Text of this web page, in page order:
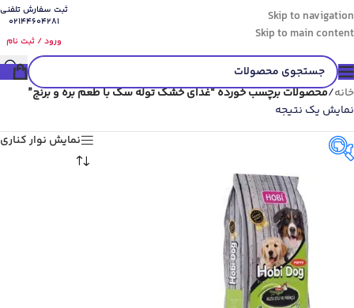
Skip to navigation
Skip to main content
ثبت سفارش تلفنی
02144604281
ورود / ثبت نام
خانه/محصولات برچسب خورده “غذای خشک توله سگ با طعم بره و برنج”
نمایش یک نتیجه
گونه حیوان
نمایش نوار کناری